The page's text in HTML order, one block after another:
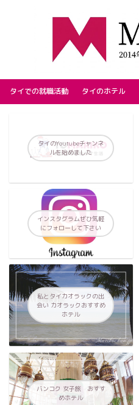
タイでの就職活動 タイのホテル
タイのYoutubeチャンネ
ルを始めました
インスタグラムぜひ気軽
にフォローして下さい
私とタイカオラックの出
会い カオラックおすすめ
ホテル
バンコク 女子旅 おすす
めホテル